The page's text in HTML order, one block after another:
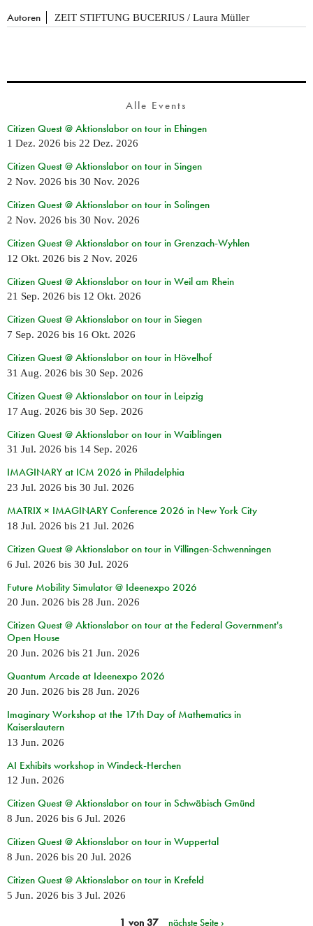
Autoren ZEIT STIFTUNG BUCERIUS / Laura Müller
Alle Events
Citizen Quest @ Aktionslabor on tour in Ehingen
1 Dez. 2026 bis 22 Dez. 2026
Citizen Quest @ Aktionslabor on tour in Singen
2 Nov. 2026 bis 30 Nov. 2026
Citizen Quest @ Aktionslabor on tour in Solingen
2 Nov. 2026 bis 30 Nov. 2026
Citizen Quest @ Aktionslabor on tour in Grenzach-Wyhlen
12 Okt. 2026 bis 2 Nov. 2026
Citizen Quest @ Aktionslabor on tour in Weil am Rhein
21 Sep. 2026 bis 12 Okt. 2026
Citizen Quest @ Aktionslabor on tour in Siegen
7 Sep. 2026 bis 16 Okt. 2026
Citizen Quest @ Aktionslabor on tour in Hövelhof
31 Aug. 2026 bis 30 Sep. 2026
Citizen Quest @ Aktionslabor on tour in Leipzig
17 Aug. 2026 bis 30 Sep. 2026
Citizen Quest @ Aktionslabor on tour in Waiblingen
31 Jul. 2026 bis 14 Sep. 2026
IMAGINARY at ICM 2026 in Philadelphia
23 Jul. 2026 bis 30 Jul. 2026
MATRIX × IMAGINARY Conference 2026 in New York City
18 Jul. 2026 bis 21 Jul. 2026
Citizen Quest @ Aktionslabor on tour in Villingen-Schwenningen
6 Jul. 2026 bis 30 Jul. 2026
Future Mobility Simulator @ Ideenexpo 2026
20 Jun. 2026 bis 28 Jun. 2026
Citizen Quest @ Aktionslabor on tour at the Federal Government's
Open House
20 Jun. 2026 bis 21 Jun. 2026
Quantum Arcade at Ideenexpo 2026
20 Jun. 2026 bis 28 Jun. 2026
Imaginary Workshop at the 17th Day of Mathematics in
Kaiserslautern
13 Jun. 2026
AI Exhibits workshop in Windeck-Herchen
12 Jun. 2026
Citizen Quest @ Aktionslabor on tour in Schwäbisch Gmünd
8 Jun. 2026 bis 6 Jul. 2026
Citizen Quest @ Aktionslabor on tour in Wuppertal
8 Jun. 2026 bis 20 Jul. 2026
Citizen Quest @ Aktionslabor on tour in Krefeld
5 Jun. 2026 bis 3 Jul. 2026
1 von 37 nächste Seite ›